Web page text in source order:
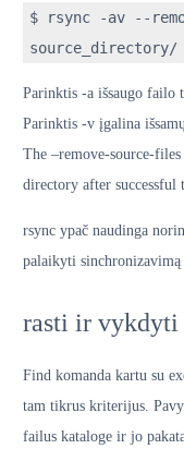
$ rsync -av --
Parinktis -a išsaugo failo
Parinktis -v įgalina
The –remove-source-
directory after successful
rsync ypač naudinga
palaikyti
rasti ir vykdyti
Find komanda kartu su
tam tikrus kriterijus.
failus kataloge ir jo